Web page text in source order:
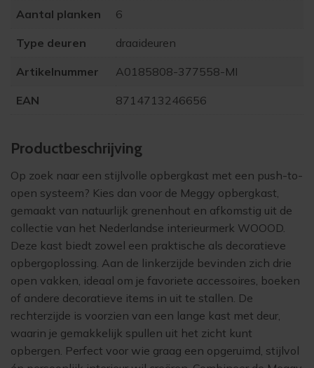
Aantal planken 6
Type deuren draaideuren
Artikelnummer A0185808-377558-MI
EAN 8714713246656
Product­beschrijving
Op zoek naar een stijlvolle opbergkast met een push-to-
open systeem? Kies dan voor de Meggy opbergkast,
gemaakt van natuurlijk grenenhout en afkomstig uit de
collectie van het Nederlandse interieurmerk WOOOD.
Deze kast biedt zowel een praktische als decoratieve
opbergoplossing. Aan de linkerzijde bevinden zich drie
open vakken, ideaal om je favoriete accessoires, boeken
of andere decoratieve items in uit te stallen. De
rechterzijde is voorzien van een lange kast met deur,
waarin je gemakkelijk spullen uit het zicht kunt
opbergen. Perfect voor wie graag een opgeruimd, stijlvol